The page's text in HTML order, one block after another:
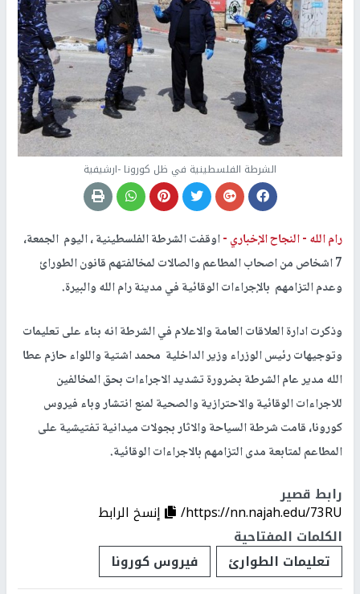
الشرطة الفلسطينية في ظل كورونا -ارشيفية
رام الله -النجاح الإخباري -اوقفت الشرطة الفلسطينية ، اليوم الجمعة،
7 اشخاص من اصحاب المطاعم والصالات لمخالفتهم قانون الطورائ
وعدم التزامهم بالإجراءات الوقائية في مدينة رام الله والبيرة.
وذكرت ادارة العلاقات العامة والاعلام في الشرطة انه بناء على تعليمات
وتوجيهات رئيس الوزراء وزير الداخلية محمد اشتية واللواء حازم عطا
الله مدير عام الشرطة بضرورة تشديد الاجراءات بحق المخالفين
للاجراءات الوقائية والاحترازية والصحية لمنع انتشار وباء فيروس
كورونا، قامت شرطة السياحة والاثار بجولات ميدانية تفتيشية على
المطاعم لمتابعة مدى التزامهم بالاجراءات الوقائية.
رابط قصير
https://nn.najah.edu/73RU/
إنسخ الرابط
الكلمات المفتاحية
تعليمات الطوارئ
فيروس كورونا